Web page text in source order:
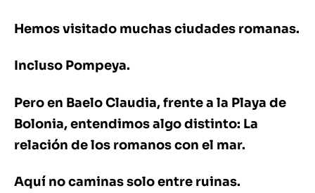
Hemos visitado muchas ciudades romanas.
Incluso Pompeya.
Pero en Baelo Claudia, frente a la Playa de
Bolonia, entendimos algo distinto: La
relación de los romanos con el mar.
Aquí no caminas solo entre ruinas.